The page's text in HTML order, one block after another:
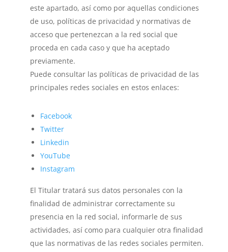
este apartado, así como por aquellas condiciones
de uso, políticas de privacidad y normativas de
acceso que pertenezcan a la red social que
proceda en cada caso y que ha aceptado
previamente.
Puede consultar las políticas de privacidad de las
principales redes sociales en estos enlaces:
Facebook
Twitter
Linkedin
YouTube
Instagram
El Titular tratará sus datos personales con la
finalidad de administrar correctamente su
presencia en la red social, informarle de sus
actividades, así como para cualquier otra finalidad
que las normativas de las redes sociales permiten.